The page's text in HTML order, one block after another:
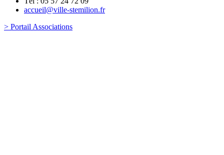
accueil@ville-stemilion.fr
> Portail Associations